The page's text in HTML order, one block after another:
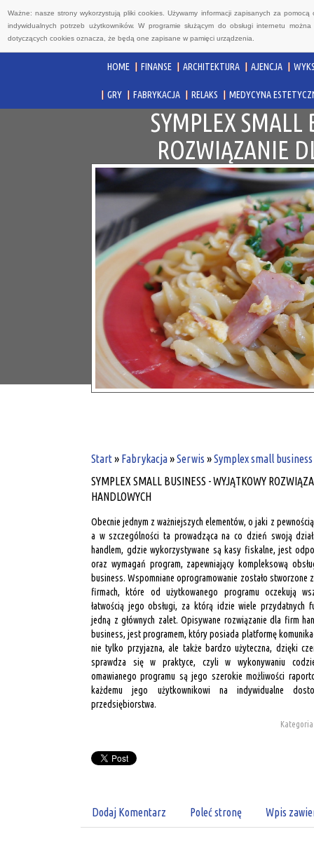
Ważne: nasze strony wykorzystują pliki cookies. Używamy informacji zapisanych za
indywidualnych potrzeb użytkowników. W programie służącym do obsługi internetu
dotyczących cookies oznacza, że będą one zapisane w pamięci urządzenia.
HOME FINANSE ARCHITEKTURA AJENCJA
GRY FABRYKACJA RELAKS MEDYCYNA
SYMPLEX SMALL
ROZWIĄZANIE
Start» Fabrykacja»Serwis »Symplex small
SYMPLEX SMALL BUSINESS - WYJĄTKOWY
HANDLOWYCH
Obecnie jednym z ważniejszych elementów, o jaki z
a w szczególności ta prowadząca na co dzień swoją
handlem, gdzie wykorzystywane są kasy fiskalne, jest
oraz wymagań program, zapewniający kompleksową
business. Wspomniane oprogramowanie zostało stworzone
firmach, które od użytkowanego programu oczekują
łatwością jego obsługi, za którą idzie wiele przydatnych
jedną z głównych zalet. Opisywane rozwiązanie dla firm
business, jest programem, który posiada platformę
nie tylko przyjazna, ale także bardzo użyteczna, dzięki
sprawdza się w praktyce, czyli w wykonywaniu
omawianego programu są jego szerokie możliwości
każdemu jego użytkownikowi na indywidualne
przedsiębiorstwa.
Dodaj Komentarz Poleć stronę Wpis